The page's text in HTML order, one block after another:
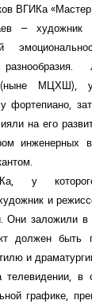
ВГИКа «Мастер
– художник
МЦХШ),
фортепиано,
на его
инженерных
у
и
Они заложили в
должен быть
и
в
графике,